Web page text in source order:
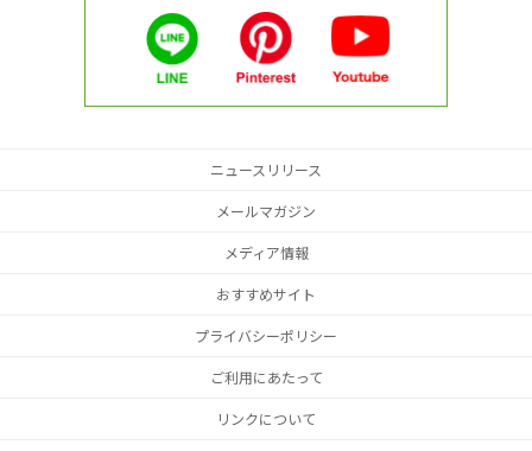
ニュースリリース
メールマガジン
メディア情報
おすすめサイト
プライバシーポリシー
ご利用にあたって
リンクについて